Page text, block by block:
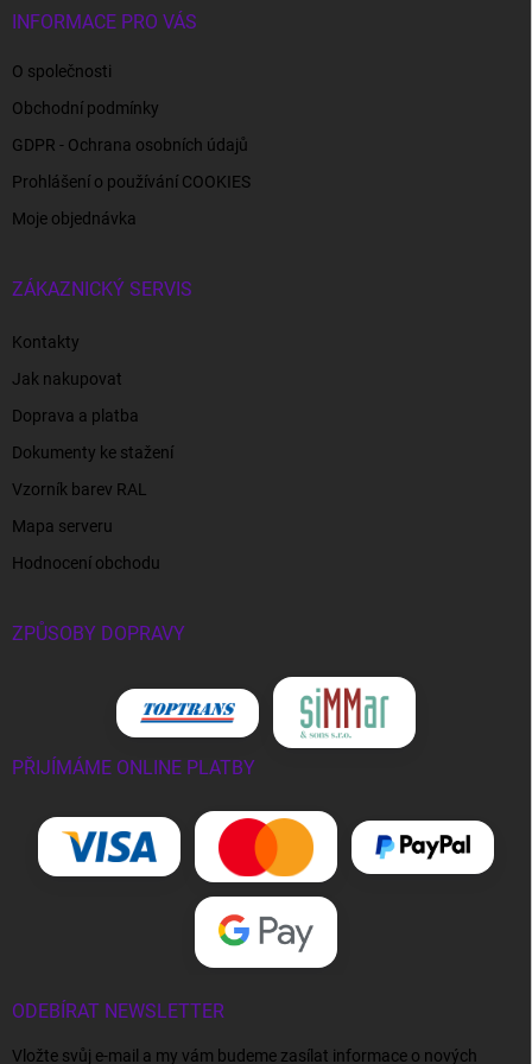
INFORMACE PRO VÁS
O společnosti
Obchodní podmínky
GDPR - Ochrana osobních údajů
Prohlášení o používání COOKIES
Moje objednávka
ZÁKAZNICKÝ SERVIS
Kontakty
Jak nakupovat
Doprava a platba
Dokumenty ke stažení
Vzorník barev RAL
Mapa serveru
Hodnocení obchodu
ZPŮSOBY DOPRAVY
PŘIJÍMÁME ONLINE PLATBY
ODEBÍRAT NEWSLETTER
Vložte svůj e-mail a my vám budeme zasílat informace o nových